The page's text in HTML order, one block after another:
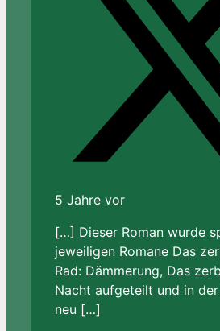
5 Jahre vor
[…] Dieser Roman wurde
jeweiligen Romane Das
Rad: Dämmerung, Das
Nacht aufgeteilt und in
neu […]